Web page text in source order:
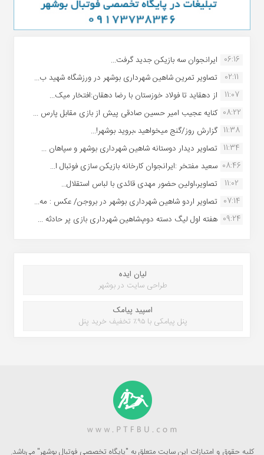
06:16 ایرانجوان سه بازیکن جدید گرفت...
02:11
تصاویر تمرین شاهین شهردارى بوشهر در ورزشگاه شهید ب...
11:07
از دهقاید تا فولاد خوزستان با رضا دهقان:افتخار میک...
08:22 کنایه عجیب امیر حسین صادقی پیش از بازی مقابل پارس ...
11:38 گزارش روز/گنج میخواهید ،بروید بوشهر!...
11:34 تصاویر دیدار دوستانه شاهین شهردارى بوشهر و سپاهان ...
08:46 سعید مفتخر :ایرانجوان کارخانه بازیکن سازی فوتبال ا...
11:02
تصاویر،اولین حضور مهدی قائدی با لباس استقلال...
07:14 تصاویر اردو شاهین شهرداری بوشهر در بروجن/ عکس : مه...
09:24 هفته اول لیگ دسته دوم،شاهین شهرداری بازی پر حادثه ...
لیان ایده
طراحی سایت در بوشهر
اسپید پیامک
پنل پیامکی با ۹۵٪ تخفیف خرید پنل
کلیه حقوق و امتیازات این سایت متعلق به "پایگاه تخصصی فوتبال بوشهر" می‌باشد.